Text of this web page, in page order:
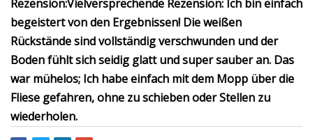
Rezension:Vielversprechende Rezension: Ich bin einfach
begeistert von den Ergebnissen! Die weißen
Rückstände sind vollständig verschwunden und der
Boden fühlt sich seidig glatt und super sauber an. Das
war mühelos; Ich habe einfach mit dem Mopp über die
Fliese gefahren, ohne zu schieben oder Stellen zu
wiederholen.